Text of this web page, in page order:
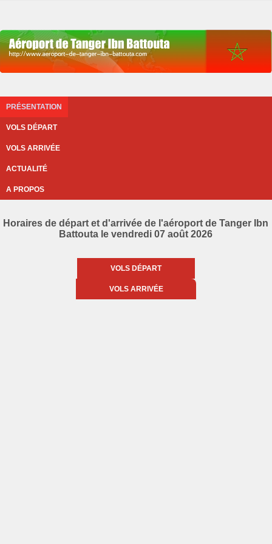
PRÉSENTATION
VOLS DÉPART
VOLS ARRIVÉE
ACTUALITÉ
A PROPOS
Horaires de départ et d'arrivée de l'aéroport de Tanger Ibn
Battouta le vendredi 07 août 2026
VOLS DÉPART
VOLS ARRIVÉE